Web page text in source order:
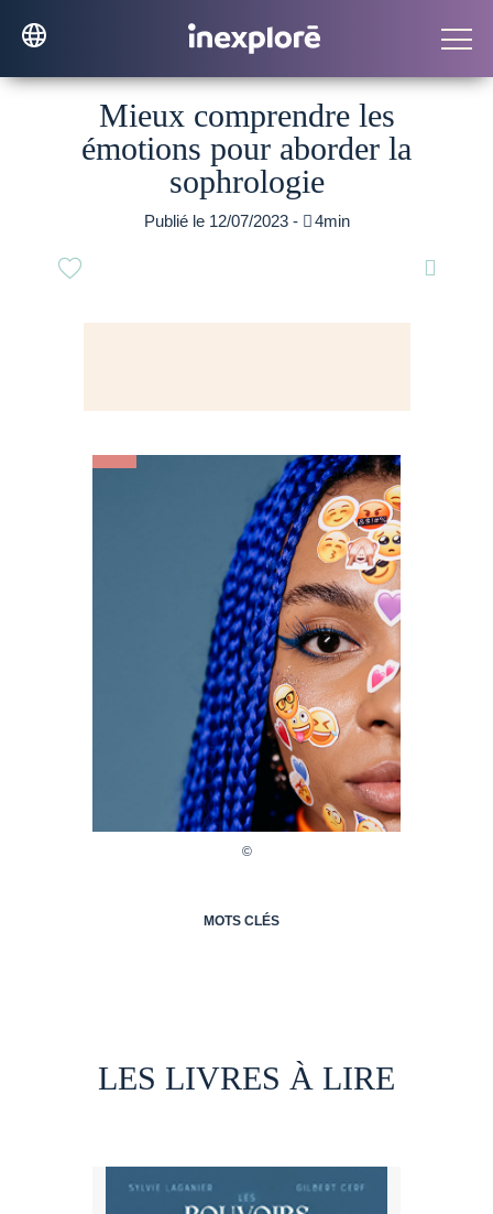
Mieux comprendre les
émotions pour aborder la
sophrologie
Publié le 12/07/2023 - 4min

MOTS CLÉS
LES LIVRES À LIRE